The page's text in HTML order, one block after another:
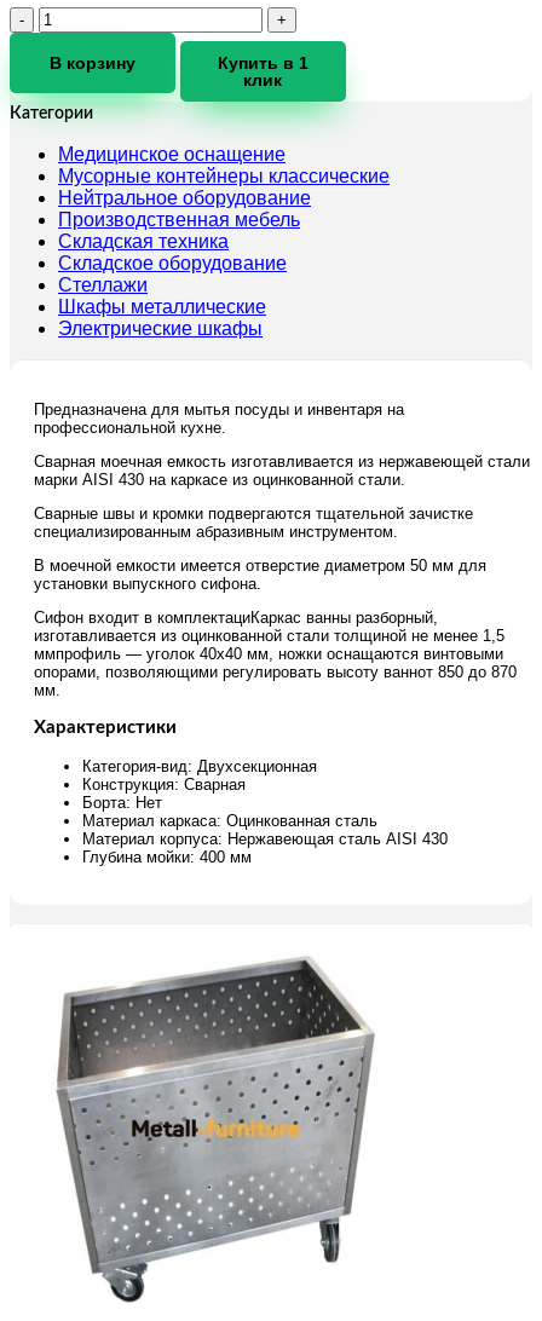
Количество
товара
Ванна
2-
х
секционная
ВМС2-
12/6Ц-
В корзину
Купить в 1
клик
Категории
Медицинское оснащение
Мусорные контейнеры классические
Нейтральное оборудование
Производственная мебель
Складская техника
Складское оборудование
Стеллажи
Шкафы металлические
Электрические шкафы
Предназначена для мытья посуды и инвентаря на
профессиональной кухне.
Сварная моечная емкость изготавливается из нержавеющей стали
марки AISI 430 на каркасе из оцинкованной стали.
Сварные швы и кромки подвергаются тщательной зачистке
специализированным абразивным инструментом.
В моечной емкости имеется отверстие диаметром 50 мм для
установки выпускного сифона.
Сифон входит в комплектациКаркас ванны разборный,
изготавливается из оцинкованной стали толщиной не менее 1,5
ммпрофиль — уголок 40х40 мм, ножки оснащаются винтовыми
опорами, позволяющими регулировать высоту ваннот 850 до 870
мм.
Характеристики
Категория-вид: Двухсекционная
Конструкция: Сварная
Борта: Нет
Материал каркаса: Оцинкованная сталь
Материал корпуса: Нержавеющая сталь AISI 430
Глубина мойки: 400 мм